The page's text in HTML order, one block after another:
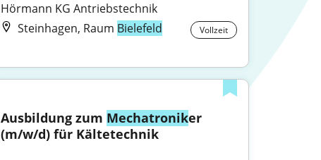
Hörmann KG Antriebstechnik
Steinhagen, Raum Bielefeld Vollzeit
Ausbildung zum Mechatroniker
(m/w/d) für Kältetechnik